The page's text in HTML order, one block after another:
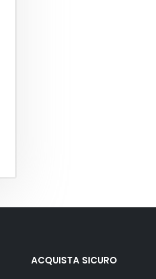
ACQUISTA SICURO